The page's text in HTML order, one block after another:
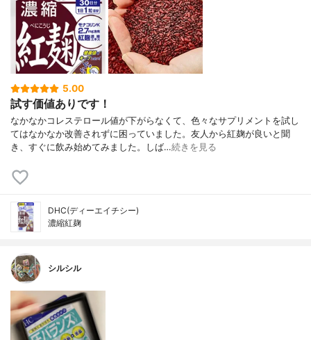
5.00
試す価値ありです！
なかなかコレステロール値が下がらなくて、色々なサプリメントを試し
てはなかなか改善されずに困っていました。友人から紅麹が良いと聞
き、すぐに飲み始めてみました。しば…続きを見る
DHC(ディーエイチシー)
濃縮紅麹
シルシル